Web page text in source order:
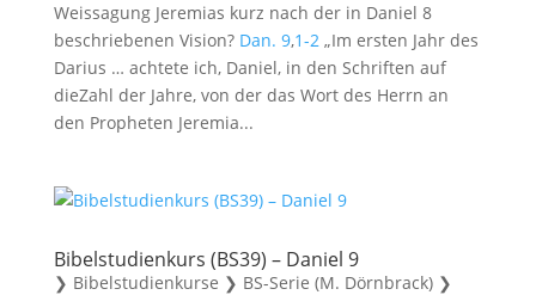
Weissagung Jeremias kurz nach der in Daniel 8
beschriebenen Vision? Dan. 9,1-2„Im ersten Jahr des
Darius … achtete ich, Daniel, in den Schriften auf
dieZahl der Jahre, von der das Wort des Herrn an
den Propheten Jeremia...
Bibelstudienkurs (BS39) – Daniel 9
❯ Bibelstudienkurse ❯ BS-Serie (M. Dörnbrack) ❯